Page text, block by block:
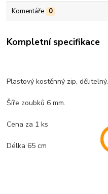
Komentáře 0
Kompletní specifikace
Plastový kostěnný zip, dělitelný.
Šíře zoubků 6 mm.
Cena za 1 ks
Délka 65 cm